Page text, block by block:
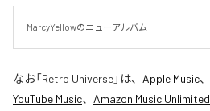
MarcyYellowのニューアルバム
なお「Retro Universe」は、 Apple Music、
YouTube Music、 Amazon Music Unlimited